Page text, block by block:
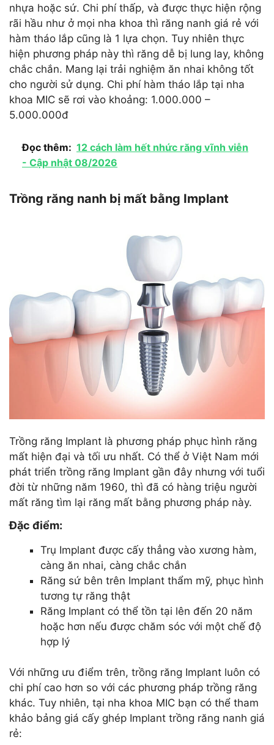
nhựa hoặc sứ. Chi phí thấp, và được thực hiện rộng
rãi hầu như ở mọi nha khoa thì răng nanh giá rẻ với
hàm tháo lắp cũng là 1 lựa chọn. Tuy nhiên thực
hiện phương pháp này thì răng dễ bị lung lay, không
chắc chắn. Mang lại trải nghiệm ăn nhai không tốt
cho người sử dụng. Chi phí hàm tháo lắp tại nha
khoa MIC sẽ rơi vào khoảng: 1.000.000 –
5.000.000đ
Đọc thêm: 12 cách làm hết nhức răng vĩnh viễn
- Cập nhật 08/2026
Trồng răng nanh bị mất bằng Implant
Trồng răng Implant là phương pháp phục hình răng
mất hiện đại và tối ưu nhất. Có thể ở Việt Nam mới
phát triển trồng răng Implant gần đây nhưng với tuổi
đời từ những năm 1960, thì đã có hàng triệu người
mất răng tìm lại răng mất bằng phương pháp này.
Đặc điểm:
Trụ Implant được cấy thẳng vào xương hàm,
càng ăn nhai, càng chắc chắn
Răng sứ bên trên Implant thẩm mỹ, phục hình
tương tự răng thật
Răng Implant có thể tồn tại lên đến 20 năm
hoặc hơn nếu được chăm sóc với một chế độ
hợp lý
Với những ưu điểm trên, trồng răng Implant luôn có
chi phí cao hơn so với các phương pháp trồng răng
khác. Tuy nhiên, tại nha khoa MIC bạn có thể tham
khảo bảng giá cấy ghép Implant trồng răng nanh giá
rẻ: